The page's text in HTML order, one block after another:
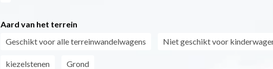
Aard van het terrein
Geschikt voor alle terreinwandelwagens
Niet geschikt voor
kiezelstenen Grond